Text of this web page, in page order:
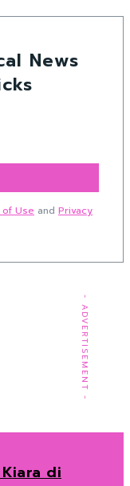
News
Use and Privacy
- ADVERTISEMENT -
di